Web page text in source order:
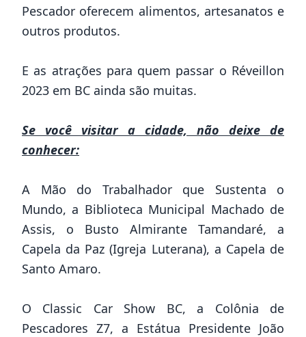
Pescador oferecem alimentos, artesanatos e
outros produtos.
E as atrações para quem passar o Réveillon
2023 em BC ainda são muitas.
Se você visitar a cidade, não deixe de
conhecer:
A Mão do Trabalhador que Sustenta o
Mundo, a Biblioteca Municipal Machado de
Assis, o Busto Almirante Tamandaré, a
Capela da Paz (Igreja Luterana), a Capela de
Santo Amaro.
O Classic Car Show BC, a Colônia de
Pescadores Z7, a Estátua Presidente João